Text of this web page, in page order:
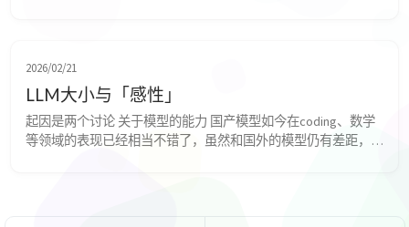
词将影响模型的判断，且token数增加使花费增加。 因此，这里
提出了一个优化方案： 一些针对...
2026/02/21
LLM大小与「感性」
起因是两个讨论 关于模型的能力 国产模型如今在coding、数学
等领域的表现已经相当不错了，虽然和国外的模型仍有差距，但
性」任务上表现不错，但在一些需要「感性」「理解」「共情」